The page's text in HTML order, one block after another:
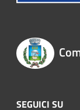
SEGUICI SU